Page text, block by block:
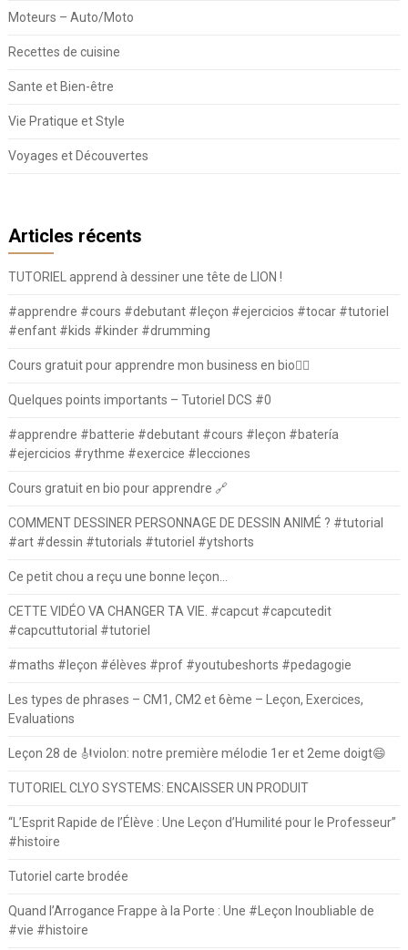
Moteurs – Auto/Moto
Recettes de cuisine
Sante et Bien-être
Vie Pratique et Style
Voyages et Découvertes
Articles récents
TUTORIEL apprend à dessiner une tête de LION !
#apprendre #cours #debutant #leçon #ejercicios #tocar #tutoriel
#enfant #kids #kinder #drumming
Cours gratuit pour apprendre mon business en bio⛓️‍💥
Quelques points importants – Tutoriel DCS #0
#apprendre #batterie #debutant #cours #leçon #batería
#ejercicios #rythme #exercice #lecciones
Cours gratuit en bio pour apprendre 🔗
COMMENT DESSINER PERSONNAGE DE DESSIN ANIMÉ ? #tutorial
#art #dessin #tutorials #tutoriel #ytshorts
Ce petit chou a reçu une bonne leçon…
CETTE VIDÉO VA CHANGER TA VIE. #capcut #capcutedit
#capcuttutorial #tutoriel
#maths #leçon #élèves #prof #youtubeshorts #pedagogie
Les types de phrases – CM1, CM2 et 6ème – Leçon, Exercices,
Evaluations
Leçon 28 de 🎻violon: notre première mélodie 1er et 2eme doigt😄
TUTORIEL CLYO SYSTEMS: ENCAISSER UN PRODUIT
“L’Esprit Rapide de l’Élève : Une Leçon d’Humilité pour le Professeur”
#histoire
Tutoriel carte brodée
Quand l’Arrogance Frappe à la Porte : Une #Leçon Inoubliable de
#vie #histoire